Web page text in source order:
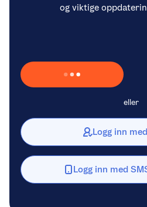
og viktige
Laster inn Vipps …
eller
Logg inn
Logg inn med